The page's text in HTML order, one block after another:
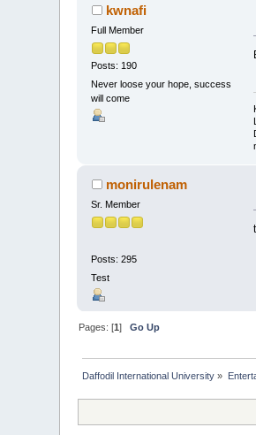
kwnafi
Full Member
Posts: 190
Never loose your hope, success
will come
monirulenam
Sr. Member
Posts: 295
Test
Pages: [1]Go Up
Daffodil International University »